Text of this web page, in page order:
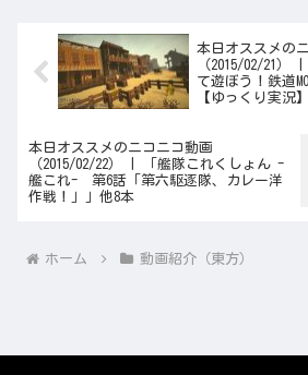
本日オススメの
（2015/02/21
て遊ぼう！鉄道
【ゆっくり実況
本日オススメのニコニコ動画
（2015/02/22） | 「艦隊これくしょん -
艦これ- 第6話「第六駆逐隊、カレー洋
作戦！」」他8本
ホーム 動画紹介（東方）